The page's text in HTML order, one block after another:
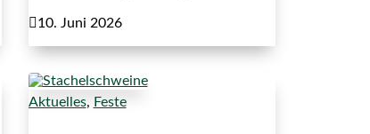
10. Juni 2026
Aktuelles, Feste